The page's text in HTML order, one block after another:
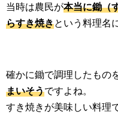
当時は農民が本当に鋤（
らすき焼きという料理名
確かに鋤で調理したもの
まいそうですよね。
すき焼きが美味しい料理